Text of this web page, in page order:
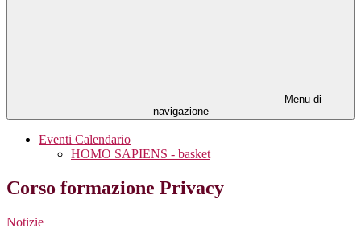
Menu di
navigazione
Eventi Calendario
HOMO SAPIENS - basket
Corso formazione Privacy
Notizie